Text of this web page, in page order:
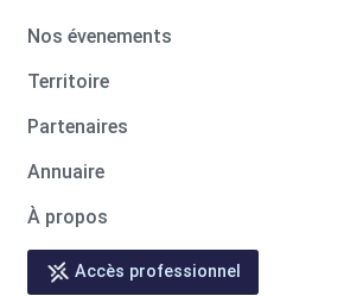
Nos évenements
Territoire
Partenaires
Annuaire
À propos
Accès professionnel
l'encontre des
Communication contre les violences à